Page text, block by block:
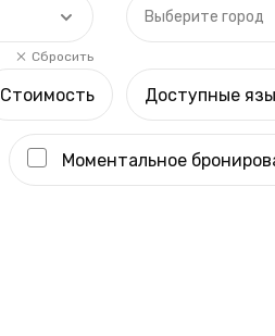
Сбросить
Выберите город
Стоимость Доступные
Моментальное